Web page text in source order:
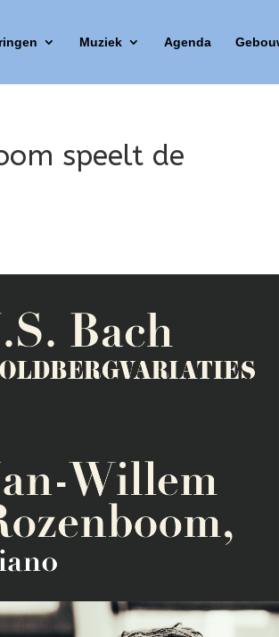
Muziek Agenda
speelt de